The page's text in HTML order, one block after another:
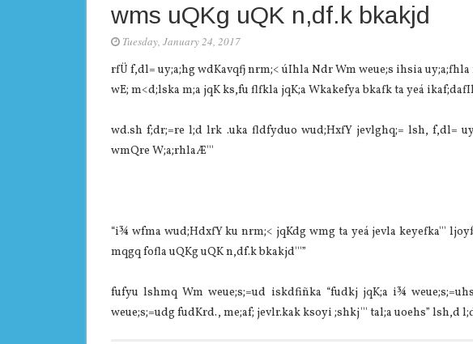
wms uQKg uQK n,df.k bkakjd
Tuesday, January 24, 2017
rfÜ f,dl= uy;a;hg wdKavqfj nrm;< úIhla Ndr Wm weue;s ihsia
wE; m<d;lska m;a jqK ks,fu flfkla jqK;a Wkakefya bkafk ta yeá
wd.sh f;dr;=re l;d lrk .uka fldfyduo wud;HxfY jevlghq;= lsh, f,dl=
wmQre W;a;rhlaÆ'''
“i¾ wfma wud;HdxfY ku nrm;< jqKdg wmg ta yeá jevla keyefka'''
mqgq fofla uQKg uQK n,df.k bkakjd'''”
fufyu lshmq Wm weue;s;=ud iskdfiñka “fudkj jqK;a i¾
weue;s;=udg fudKrd., me;af; jevlr.kak ksoyi ;shkj''' tal;a uoehs” lsh,d